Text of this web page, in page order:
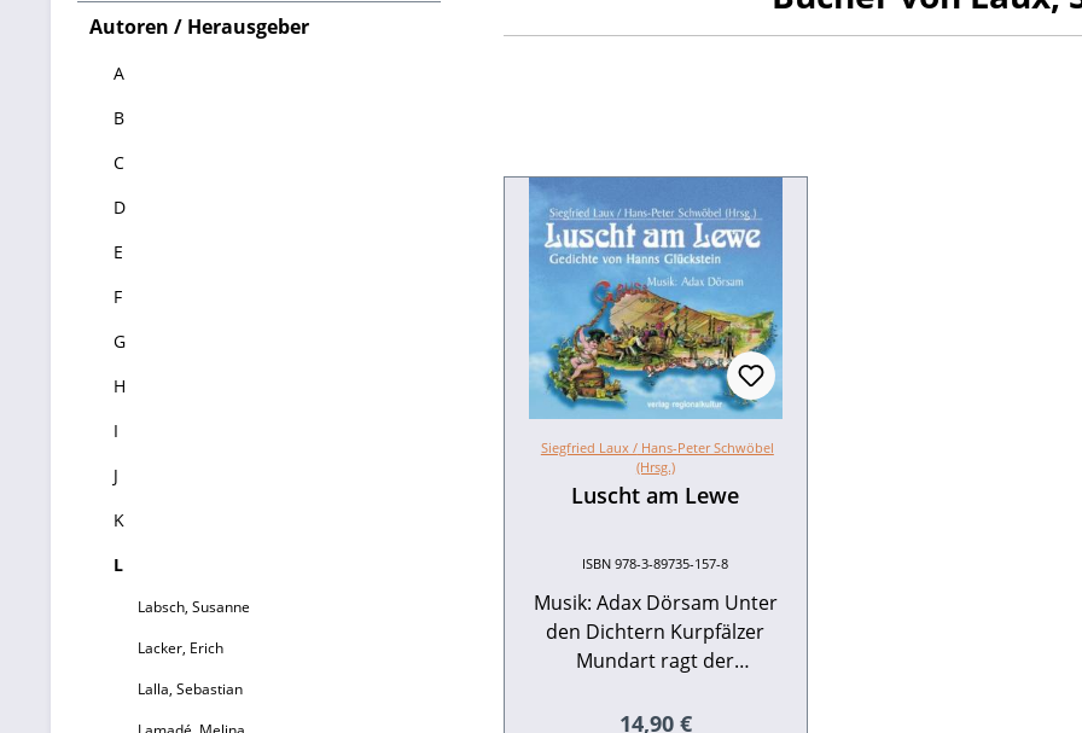
Autoren / Herausgeber
A
B
C
D
E
F
G
H
I
J
K
L
Labsch, Susanne
Lacker, Erich
Lalla, Sebastian
Siegfried Laux /Hans-Peter Schwöbel
(Hrsg.)
Luscht am Lewe
ISBN 978-3-89735-157-8
Musik: Adax Dörsam Unter
den Dichtern Kurpfälzer
Mundart ragt der
Glückstein (1888–1933)
Regulärer Preis:
14,90 €